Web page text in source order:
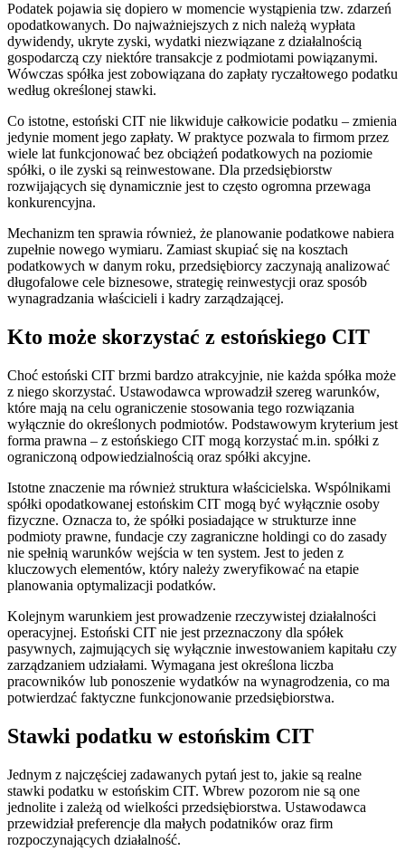
Podatek pojawia się dopiero w momencie wystąpienia tzw. zdarzeń
opodatkowanych. Do najważniejszych z nich należą wypłata
dywidendy, ukryte zyski, wydatki niezwiązane z działalnością
gospodarczą czy niektóre transakcje z podmiotami powiązanymi.
Wówczas spółka jest zobowiązana do zapłaty ryczałtowego podatku
według określonej stawki.
Co istotne, estoński CIT nie likwiduje całkowicie podatku – zmienia
jedynie moment jego zapłaty. W praktyce pozwala to firmom przez
wiele lat funkcjonować bez obciążeń podatkowych na poziomie
spółki, o ile zyski są reinwestowane. Dla przedsiębiorstw
rozwijających się dynamicznie jest to często ogromna przewaga
konkurencyjna.
Mechanizm ten sprawia również, że planowanie podatkowe nabiera
zupełnie nowego wymiaru. Zamiast skupiać się na kosztach
podatkowych w danym roku, przedsiębiorcy zaczynają analizować
długofalowe cele biznesowe, strategię reinwestycji oraz sposób
wynagradzania właścicieli i kadry zarządzającej.
Kto może skorzystać z estońskiego CIT
Choć estoński CIT brzmi bardzo atrakcyjnie, nie każda spółka może
z niego skorzystać. Ustawodawca wprowadził szereg warunków,
które mają na celu ograniczenie stosowania tego rozwiązania
wyłącznie do określonych podmiotów. Podstawowym kryterium jest
forma prawna – z estońskiego CIT mogą korzystać m.in. spółki z
ograniczoną odpowiedzialnością oraz spółki akcyjne.
Istotne znaczenie ma również struktura właścicielska. Wspólnikami
spółki opodatkowanej estońskim CIT mogą być wyłącznie osoby
fizyczne. Oznacza to, że spółki posiadające w strukturze inne
podmioty prawne, fundacje czy zagraniczne holdingi co do zasady
nie spełnią warunków wejścia w ten system. Jest to jeden z
kluczowych elementów, który należy zweryfikować na etapie
planowania optymalizacji podatków.
Kolejnym warunkiem jest prowadzenie rzeczywistej działalności
operacyjnej. Estoński CIT nie jest przeznaczony dla spółek
pasywnych, zajmujących się wyłącznie inwestowaniem kapitału czy
zarządzaniem udziałami. Wymagana jest określona liczba
pracowników lub ponoszenie wydatków na wynagrodzenia, co ma
potwierdzać faktyczne funkcjonowanie przedsiębiorstwa.
Stawki podatku w estońskim CIT
Jednym z najczęściej zadawanych pytań jest to, jakie są realne
stawki podatku w estońskim CIT. Wbrew pozorom nie są one
jednolite i zależą od wielkości przedsiębiorstwa. Ustawodawca
przewidział preferencje dla małych podatników oraz firm
rozpoczynających działalność.